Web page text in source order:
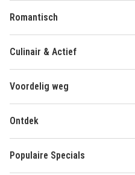
Romantisch
Culinair & Actief
Voordelig weg
Ontdek
Populaire Specials